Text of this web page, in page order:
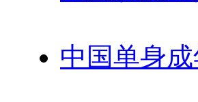
中国单身